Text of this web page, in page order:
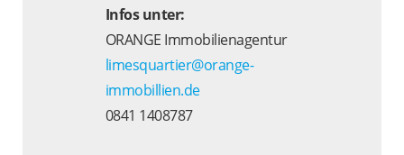
Infos unter:
ORANGE Immobilienagentur
limesquartier@orange-
immobillien.de
0841 1408787